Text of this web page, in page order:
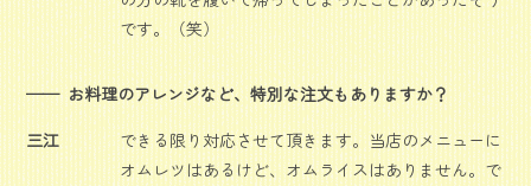
です。（笑）
お料理のアレンジなど、特別な注文もありますか？
三江
できる限り対応させて頂きます。当店のメニューに
オムレツはあるけど、オムライスはありません。で